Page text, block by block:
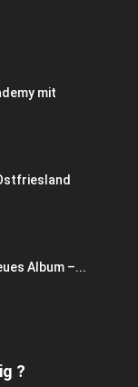
mit
Album –...
?